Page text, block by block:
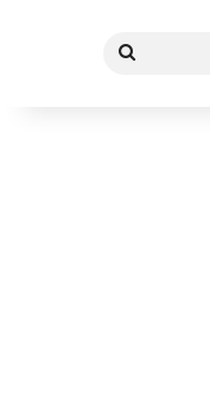
بحث